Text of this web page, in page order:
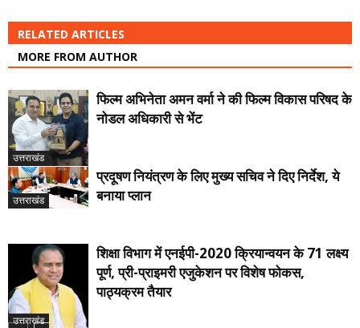
RELATED ARTICLES
MORE FROM AUTHOR
उत्तराखंड
फिल्म अभिनेता अमन वर्मा ने की फिल्म विकास परिषद के
नोडल अधिकारी से भेंट
उत्तराखंड
प्रदूषण नियंत्रण के लिए मुख्य सचिव ने दिए निर्देश, ये
बनाया प्लान
उत्तराखंड
शिक्षा विभाग में एनईपी-2020 क्रियान्वयन के 71 लक्ष्य
पूर्ण, प्री-प्राइमरी एजुकेशन पर विशेष फोकस,
पाठ्यक्रम तैयार